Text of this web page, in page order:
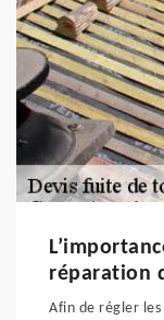
réparation
Afin de régler